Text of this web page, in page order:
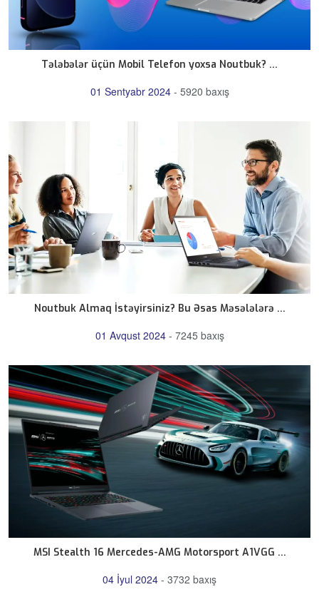
Tələbələr üçün Mobil Telefon yoxsa Noutbuk? ...
01 Sentyabr 2024- 5920 baxış
Noutbuk Almaq İstəyirsiniz? Bu Əsas Məsələlərə ...
01 Avqust 2024- 7245 baxış
MSI Stealth 16 Mercedes-AMG Motorsport A1VGG ...
04 İyul 2024 - 3732 baxış